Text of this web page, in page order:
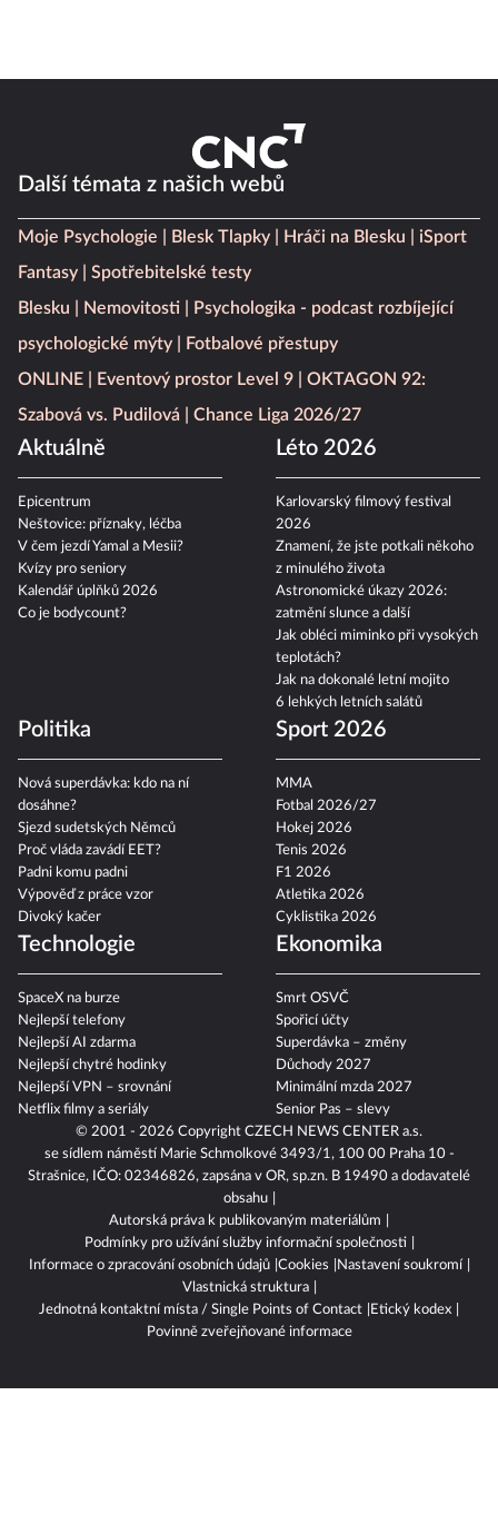
© 2001 - 2026 Copyright CZECH NEWS CENTER a.s.
se sídlem náměstí Marie Schmolkové 3493/1, 100 00 Praha 10 -
Strašnice, IČO: 02346826, zapsána v OR, sp.zn. B 19490 a dodavatelé
obsahu
Autorská práva k publikovaným materiálům
Podmínky pro užívání služby informační společnosti
Informace o zpracování osobních údajů Cookies
Nastavení soukromí
Vlastnická struktura
Jednotná kontaktní místa / Single Points of Contact
Etický kodex
Povinně zveřejňované informace
Další témata z našich webů
Moje Psychologie Blesk Tlapky Hráči na Blesku
iSport
Fantasy
Spotřebitelské testy
Blesku
Nemovitosti
Psychologika - podcast rozbíjející
psychologické mýty
Fotbalové přestupy
ONLINE
Eventový prostor Level 9
OKTAGON 92:
Szabová vs. Pudilová
Chance Liga 2026/27
Aktuálně
Epicentrum
Neštovice: příznaky, léčba
V čem jezdí Yamal a Mesii?
Kvízy pro seniory
Kalendář úplňků 2026
Co je bodycount?
Léto 2026
Karlovarský filmový festival
2026
Znamení, že jste potkali někoho
z minulého života
Astronomické úkazy 2026:
zatmění slunce a další
Jak obléci miminko při vysokých
teplotách?
Jak na dokonalé letní mojito
6 lehkých letních salátů
Politika
Nová superdávka: kdo na ní
dosáhne?
Sjezd sudetských Němců
Proč vláda zavádí EET?
Padni komu padni
Výpověď z práce vzor
Divoký kačer
Sport 2026
MMA
Fotbal 2026/27
Hokej 2026
Tenis 2026
F1 2026
Atletika 2026
Cyklistika 2026
Technologie
SpaceX na burze
Nejlepší telefony
Nejlepší AI zdarma
Nejlepší chytré hodinky
Nejlepší VPN – srovnání
Netflix filmy a seriály
Ekonomika
Smrt OSVČ
Spořicí účty
Superdávka – změny
Důchody 2027
Minimální mzda 2027
Senior Pas – slevy